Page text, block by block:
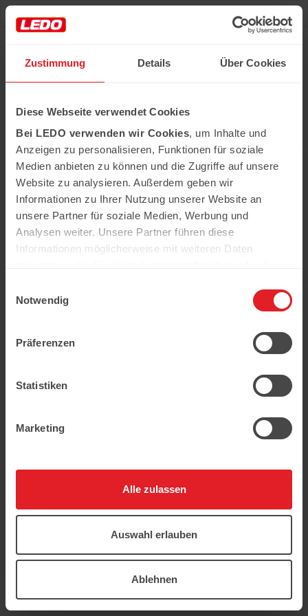
Zustimmung Details Über Cookies
Diese Webseite verwendet Cookies
Bei LEDO verwenden wir Cookies, um Inhalte und
Anzeigen zu personalisieren, Funktionen für soziale
Medien anbieten zu können und die Zugriffe auf unsere
Website zu analysieren. Außerdem geben wir
Informationen zu Ihrer Nutzung unserer Website an
unsere Partner für soziale Medien, Werbung und
Analysen weiter. Unsere Partner führen diese
Informationen möglicherweise mit weiteren Daten
haben.
Notwendig
Präferenzen
Statistiken
Marketing
Alle zulassen
Auswahl erlauben
Ablehnen
Alle notwendigen Produkte können Sie im Netzwerk
unserer Supermärkte Ledo kaufen
Erfahren Sie mehr
In der Kühweid 2a D-76661 Philippsburg-
Huttenheim
ledo.informiert@ledo-markt.de
der gesamte Inhalt sind urheberrechtlich
geschützt.